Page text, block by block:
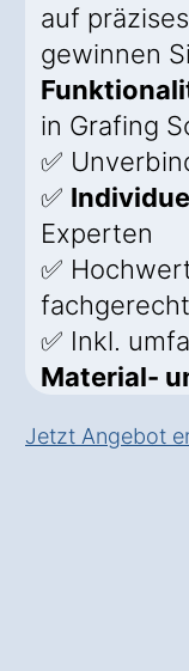
auf
gewinnen
in Grafing
✅
✅
Experten
✅
✅ Inkl.
Material-
Jetzt Angebot